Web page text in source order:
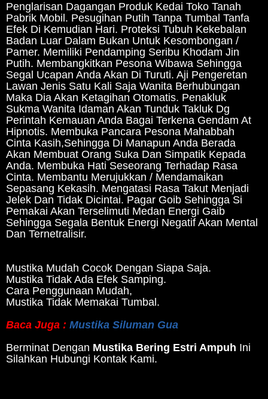
Penglarisan Dagangan Produk Kedai Toko Tanah
Pabrik Mobil. Pesugihan Putih Tanpa Tumbal Tanfa
Efek Di Kemudian Hari. Proteksi Tubuh Kekebalan
Badan Luar Dalam Bukan Untuk Kesombongan /
Pamer. Memiliki Pendamping Seribu Khodam Jin
Putih. Membangkitkan Pesona Wibawa Sehingga
Segal Ucapan Anda Akan Di Turuti. Aji Pengeretan
Lawan Jenis Satu Kali Saja Wanita Berhubungan
Maka Dia Akan Ketagihan Otomatis. Penakluk
Sukma Wanita Idaman Akan Tunduk Takluk Dg
Perintah Kemauan Anda Bagai Terkena Gendam At
Hipnotis. Membuka Pancara Pesona Mahabbah
Cinta Kasih,Sehingga Di Manapun Anda Berada
Akan Membuat Orang Suka Dan Simpatik Kepada
Anda. Membuka Hati Seseorang Terhadap Rasa
Cinta. Membantu Merujukkan / Mendamaikan
Sepasang Kekasih. Mengatasi Rasa Takut Menjadi
Jelek Dan Tidak Dicintai. Pagar Goib Sehingga Si
Pemakai Akan Terselimuti Medan Energi Gaib
Sehingga Segala Bentuk Energi Negatif Akan Mental
Dan Ternetralisir.
Mustika Mudah Cocok Dengan Siapa Saja.
Mustika Tidak Ada Efek Samping.
Cara Penggunaan Mudah,
Mustika Tidak Memakai Tumbal.
Baca Juga : Mustika Siluman Gua
Berminat Dengan Mustika Bering Estri Ampuh Ini
Silahkan Hubungi Kontak Kami.